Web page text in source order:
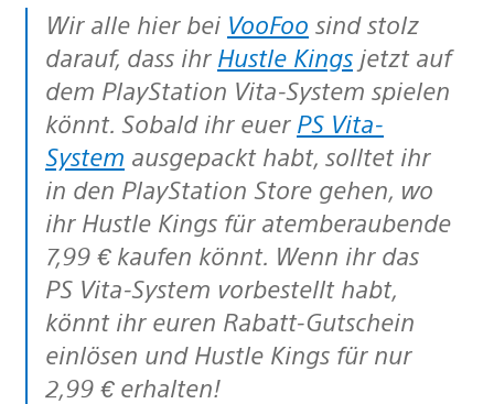
Wir alle hier bei VooFoo sind stolz
darauf, dass ihr Hustle Kings jetzt auf
dem PlayStation Vita-System spielen
könnt. Sobald ihr euer PS Vita-
System ausgepackt habt, solltet ihr
in den PlayStation Store gehen, wo
ihr Hustle Kings für atemberaubende
7,99 € kaufen könnt. Wenn ihr das
PS Vita-System vorbestellt habt,
könnt ihr euren Rabatt-Gutschein
einlösen und Hustle Kings für nur
2,99 € erhalten!